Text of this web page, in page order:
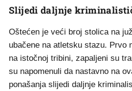
Slijedi daljnje
Oštećen je veći broj stolica na
ubačene na atletsku stazu. Prvo
na istočnoj tribini, zapaljeni su
su napomenuli da nastavno na
ponašanja slijedi daljnje